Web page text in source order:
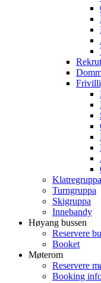
Klatregruppa
Turngruppa
Skigruppa
Innebandy
Høyang bussen
Reservere
Booket
Møterom
Reservere
Booking